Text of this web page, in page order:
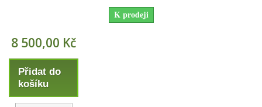
K prodeji
8 500,00 Kč
Přidat do
košíku